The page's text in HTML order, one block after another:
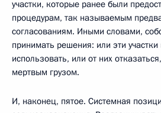
участки, которые ранее были
процедурам, так называемым
согласованиям. Иными словами,
принимать решения: или эти участки
использовать, или от них
мертвым грузом.
И, наконец, пятое. Системная